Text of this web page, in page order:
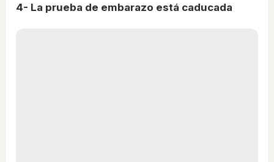
4- La prueba de embarazo está caducada